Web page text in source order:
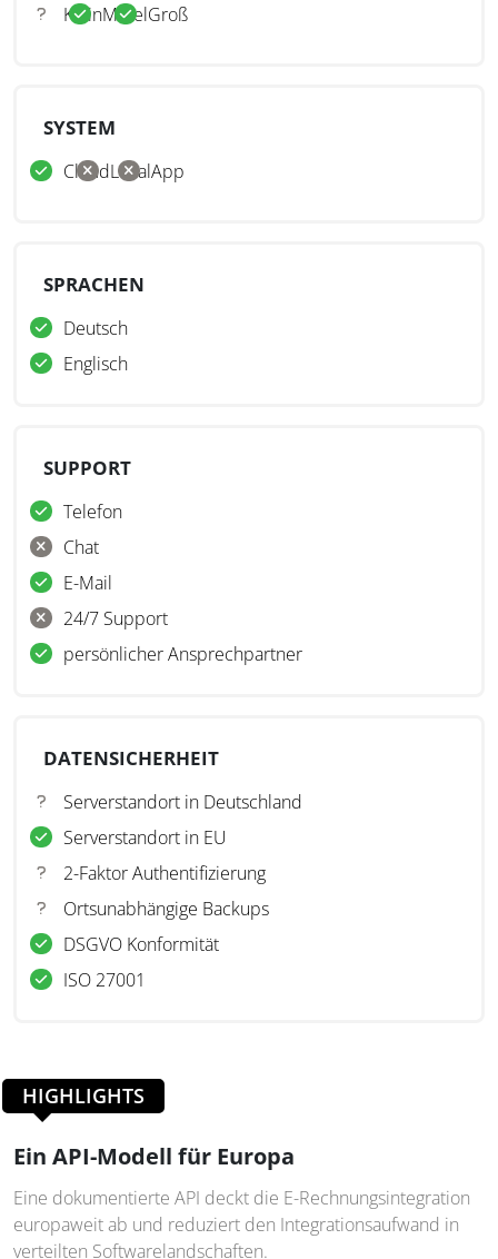
KleinMittelGroß
SYSTEM
CloudLokalApp
SPRACHEN
Deutsch
Englisch
SUPPORT
Telefon
Chat
E-Mail
24/7 Support
persönlicher Ansprechpartner
DATENSICHERHEIT
Serverstandort in Deutschland
Serverstandort in EU
2-Faktor Authentifizierung
Ortsunabhängige Backups
DSGVO Konformität
ISO 27001
HIGHLIGHTS
Ein API-Modell für Europa
Eine dokumentierte API deckt die E-Rechnungsintegration
europaweit ab und reduziert den Integrationsaufwand in
verteilten Softwarelandschaften.